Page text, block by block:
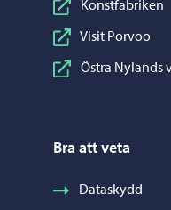
Konstfabriken
Visit Porvoo
Östra Nylands
Bra att veta
Dataskydd